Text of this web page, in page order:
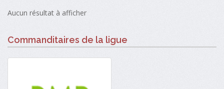
Aucun résultat à afficher
Commanditaires de la ligue